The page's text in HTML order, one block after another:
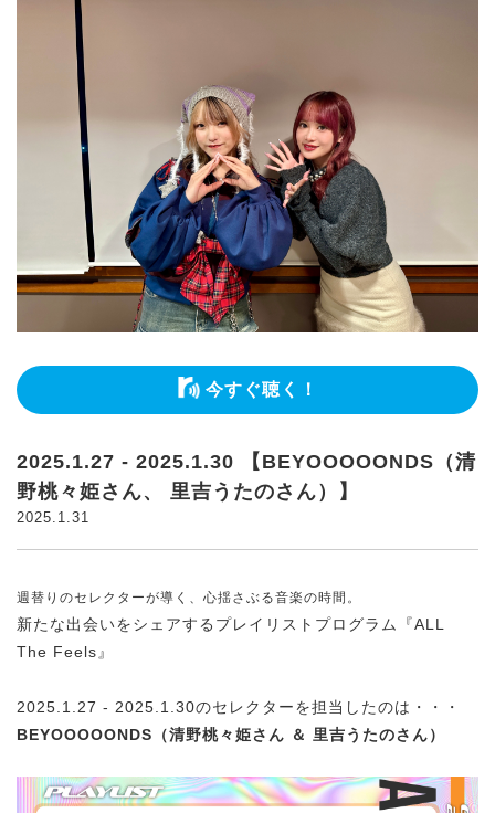
今すぐ聴く！
2025.1.27 - 2025.1.30 【BEYOOOOONDS（清
野桃々姫さん、 里吉うたのさん）】
2025.1.31
週替りのセレクターが導く、心揺さぶる音楽の時間。
新たな出会いをシェアするプレイリストプログラム『ALL
The Feels』
2025.1.27 - 2025.1.30のセレクターを担当したのは・・・
BEYOOOOONDS（清野桃々姫さん ＆ 里吉うたのさん）